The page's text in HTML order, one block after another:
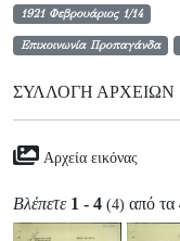
1921 Φεβρουάριος 1/14
Επικοινωνία Προπαγάνδα
ΣΥΛΛΟΓΉ ΑΡΧΕΊΩΝ
Αρχεία εικόνας
Βλέπετε 1 - 4 (4) από τα